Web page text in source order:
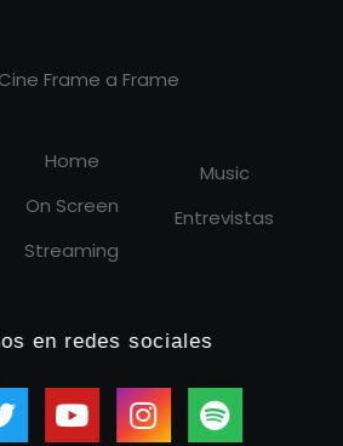
Frame a Frame
Home
On Screen
Streaming
Music
Entrevistas
en redes sociales